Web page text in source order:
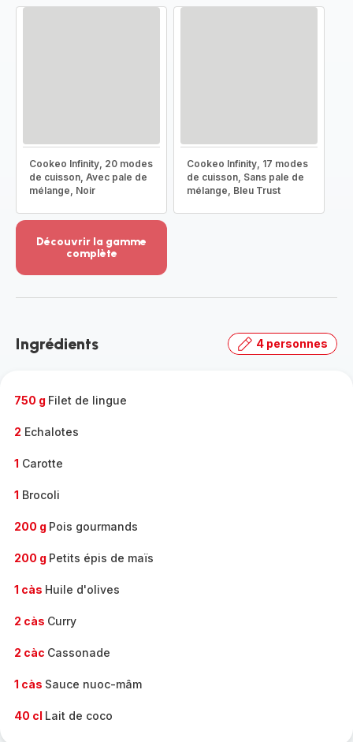
Cookeo Infinity, 20 modes
de cuisson, Avec pale de
mélange, Noir
Cookeo Infinity, 17 modes
de cuisson, Sans pale de
mélange, Bleu Trust
Découvrir la gamme
complète
-
gamme
Ingrédients 4 personnes
750 g Filet de lingue
2 Echalotes
1 Carotte
1 Brocoli
200 g Pois gourmands
200 g Petits épis de maïs
1 càs Huile d'olives
2 càs Curry
2 càc Cassonade
1 càs Sauce nuoc-mâm
40 cl Lait de coco